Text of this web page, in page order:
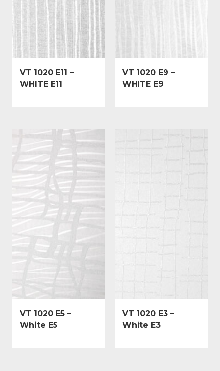
VT 1020 E11 –
WHITE E11
VT 1020 E9 –
WHITE E9
VT 1020 E5 –
White E5
VT 1020 E3 –
White E3